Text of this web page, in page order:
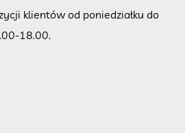
klientów od poniedziałku do
18.00.